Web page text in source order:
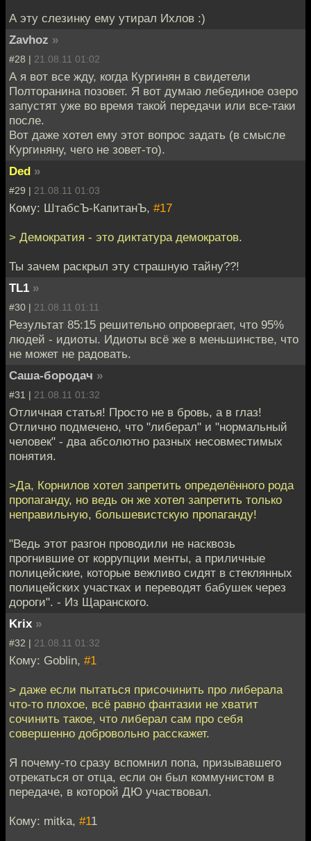
А эту слезинку ему утирал Ихлов :)
Zavhoz »
#28 | 21.08.11 01:02
А я вот все жду, когда Кургинян в свидетели
Полторанина позовет. Я вот думаю лебединое озеро
запустят уже во время такой передачи или все-таки
после.
Вот даже хотел ему этот вопрос задать (в смысле
Кургиняну, чего не зовет-то).
Ded »
#29 | 21.08.11 01:03
Кому: ШтабсЪ-КапитанЪ, #17
> Демократия - это диктатура демократов.
Ты зачем раскрыл эту страшную тайну??!
TL1 »
#30 | 21.08.11 01:11
Результат 85:15 решительно опровергает, что 95%
людей - идиоты. Идиоты всë же в меньшинстве, что
не может не радовать.
Саша-бородач »
#31 | 21.08.11 01:32
Отличная статья! Просто не в бровь, а в глаз!
Отлично подмечено, что "либерал" и "нормальный
человек" - два абсолютно разных несовместимых
понятия.
>Да, Корнилов хотел запретить определённого рода
пропаганду, но ведь он же хотел запретить только
неправильную, большевистскую пропаганду!
"Ведь этот разгон проводили не насквозь
прогнившие от коррупции менты, а приличные
полицейские, которые вежливо сидят в стеклянных
полицейских участках и переводят бабушек через
дороги". - Из Щаранского.
Krix »
#32 | 21.08.11 01:32
Кому: Goblin, #1
> даже если пытаться присочинить про либерала
что-то плохое, всё равно фантазии не хватит
сочинить такое, что либерал сам про себя
совершенно добровольно расскажет.
Я почему-то сразу вспомнил попа, призывавшего
отрекаться от отца, если он был коммунистом в
передаче, в которой ДЮ участвовал.
Кому: mitka, #11